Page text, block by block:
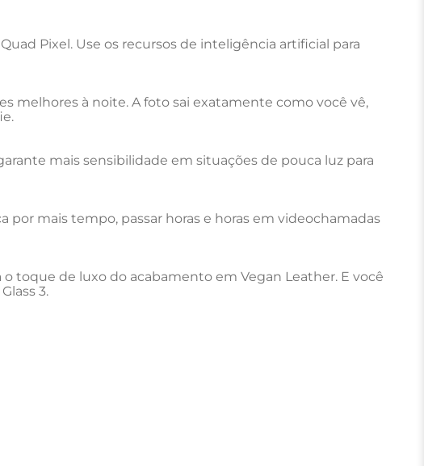
Pixel. Use os recursos de inteligência artificial para
melhores à noite. A foto sai exatamente como você vê,
mais sensibilidade em situações de pouca luz para
por mais tempo, passar horas e horas em videochamadas
toque de luxo do acabamento em Vegan Leather. E você
3.